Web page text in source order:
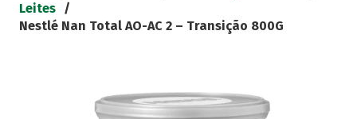
Leites /
Nestlé Nan Total AO-AC 2 – Transição 800G